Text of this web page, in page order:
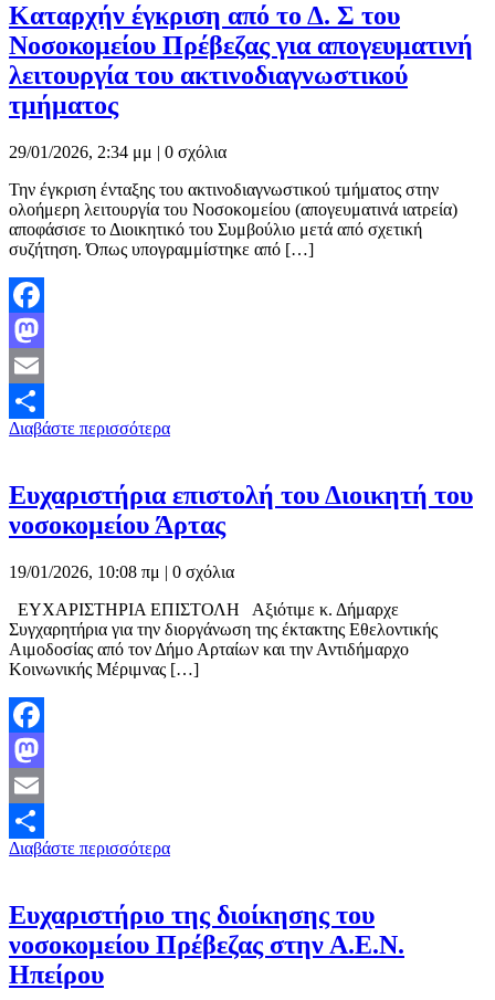
Καταρχήν έγκριση από το Δ. Σ του
Νοσοκομείου Πρέβεζας για απογευματινή
λειτουργία του ακτινοδιαγνωστικού
τμήματος
29/01/2026, 2:34 μμ | 0 σχόλια
Την έγκριση ένταξης του ακτινοδιαγνωστικού τμήματος στην
ολοήμερη λειτουργία του Νοσοκομείου (απογευματινά ιατρεία)
αποφάσισε το Διοικητικό του Συμβούλιο μετά από σχετική
συζήτηση. Όπως υπογραμμίστηκε από […]
Facebook
Mastodon
Email
Μοιραστείτε
Διαβάστε περισσότερα
Ευχαριστήρια επιστολή του Διοικητή του
νοσοκομείου Άρτας
19/01/2026, 10:08 πμ | 0 σχόλια
ΕΥΧΑΡΙΣΤΗΡΙΑ ΕΠΙΣΤΟΛΗ Αξιότιμε κ. Δήμαρχε
Συγχαρητήρια για την διοργάνωση της έκτακτης Εθελοντικής
Αιμοδοσίας από τον Δήμο Αρταίων και την Αντιδήμαρχο
Κοινωνικής Μέριμνας […]
Facebook
Mastodon
Email
Μοιραστείτε
Διαβάστε περισσότερα
Ευχαριστήριο της διοίκησης του
νοσοκομείου Πρέβεζας στην Α.Ε.Ν.
Ηπείρου